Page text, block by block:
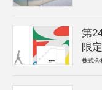
第
限定
株式会